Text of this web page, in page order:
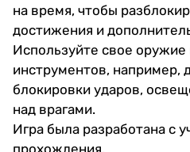
на время, чтобы
достижения и
Используйте свое оружие
инструментов, например,
блокировки ударов,
над врагами.
Игра была разработана с
прохождения.